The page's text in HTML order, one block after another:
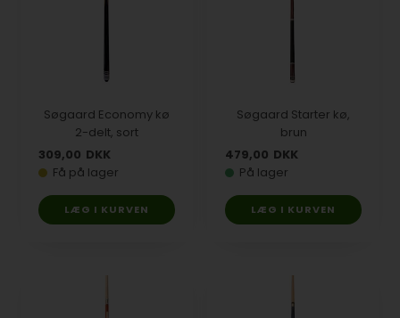
Søgaard Economy kø
2-delt, sort
309,00 DKK
Få på lager
Søgaard Starter kø,
brun
479,00 DKK
På lager